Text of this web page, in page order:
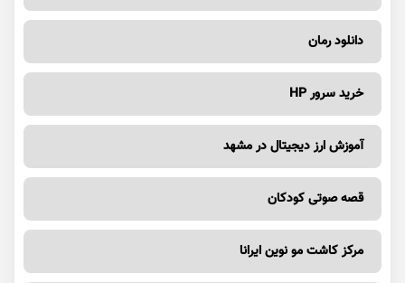
دانلود رمان
خرید سرور HP
آموزش ارز دیجیتال در مشهد
قصه صوتی کودکان
مرکز کاشت مو نوین ایرانا